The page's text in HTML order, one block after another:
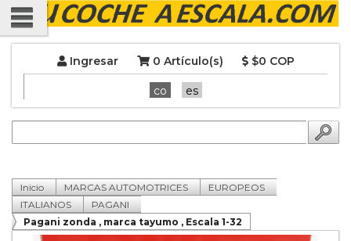
Ingresar 0 Artículo(s) $0 COP
co es
Inicio MARCAS AUTOMOTRICES
EUROPEOS
ITALIANOS
PAGANI
Pagani zonda , marca tayumo , Escala 1-32